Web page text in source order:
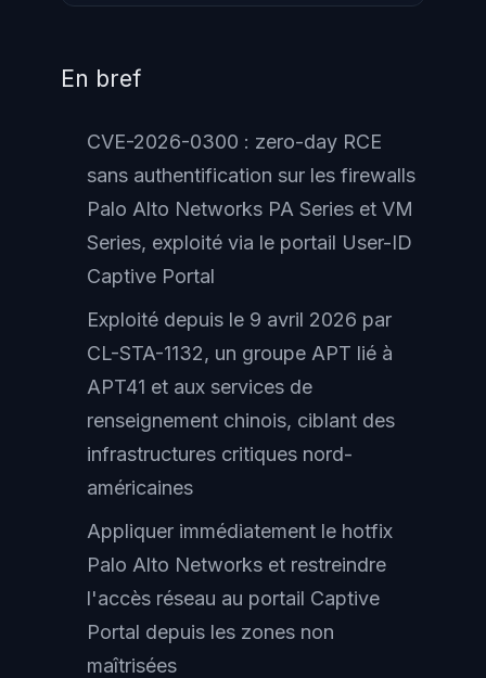
En bref
CVE-2026-0300 : zero-day RCE
sans authentification sur les firewalls
Palo Alto Networks PA Series et VM
Series, exploité via le portail User-ID
Captive Portal
Exploité depuis le 9 avril 2026 par
CL-STA-1132, un groupe APT lié à
APT41 et aux services de
renseignement chinois, ciblant des
infrastructures critiques nord-
américaines
Appliquer immédiatement le hotfix
Palo Alto Networks et restreindre
l'accès réseau au portail Captive
Portal depuis les zones non
maîtrisées